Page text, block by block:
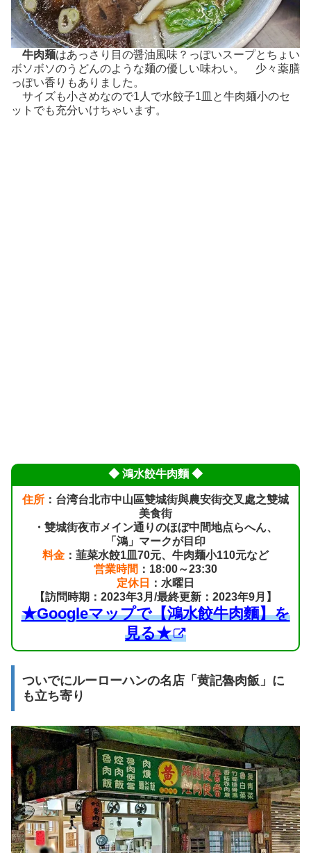
牛肉麺はあっさり目の醤油風味？っぽいスープとちょい
ボソボソのうどんのような麺の優しい味わい。 少々薬膳
っぽい香りもありました。
サイズも小さめなので1人で水餃子1皿と牛肉麺小のセ
ットでも充分いけちゃいます。
◆ 鴻水餃牛肉麵 ◆
住所 ：台湾台北市中山區雙城街與農安街交叉處之雙城
美食街
・雙城街夜市メイン通りのほぼ中間地点らへん、
「鴻」マークが目印
料金 ：韮菜水餃1皿70元、牛肉麺小110元など
営業時間 ：18:00～23:30
定休日
：水曜日
【訪問時期：2023年3月/最終更新：2023年9月】
★Googleマップで【鴻水餃牛肉麵】を
見る★
ついでにルーローハンの名店「黄記魯肉飯」に
も立ち寄り